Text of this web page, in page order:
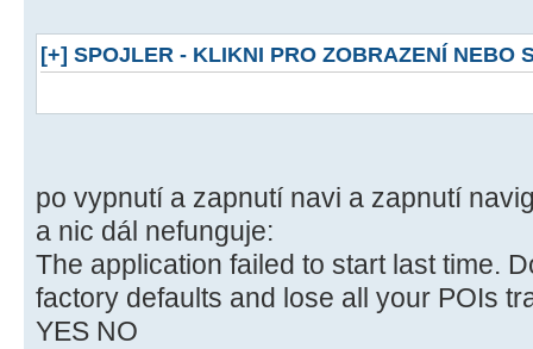
[+] SPOJLER - KLIKNI PRO ZOBRAZENÍ NEBO
po vypnutí a zapnutí navi a zapnutí
a nic dál nefunguje:
The application failed to start last time.
factory defaults and lose all your POIs
YES NO